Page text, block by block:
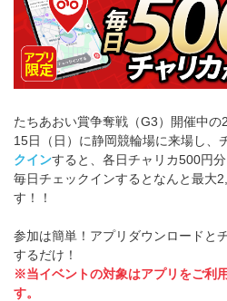
たちあおい賞争奪戦（G3）開催中
15日（日）に静岡競輪場に来場し、
クインすると、各日チャリカ500円
毎日チェックインするとなんと最大
す！！
参加は簡単！アプリダウンロードと
するだけ！
※当イベントの対象はアプリをご利
す。